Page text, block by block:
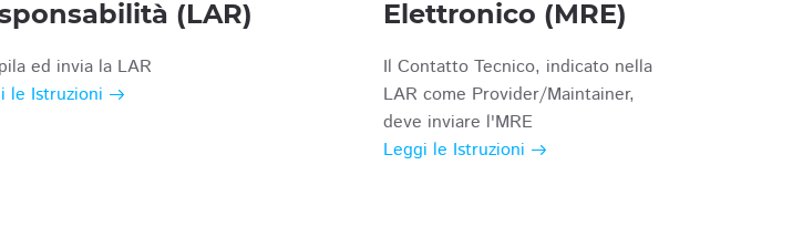
(LAR)
ed invia la LAR
le Istruzioni
Elettronico (MRE)
Il Contatto Tecnico, indicato nella
LAR come Provider/Maintainer,
deve inviare l'MRE
Leggi le Istruzioni